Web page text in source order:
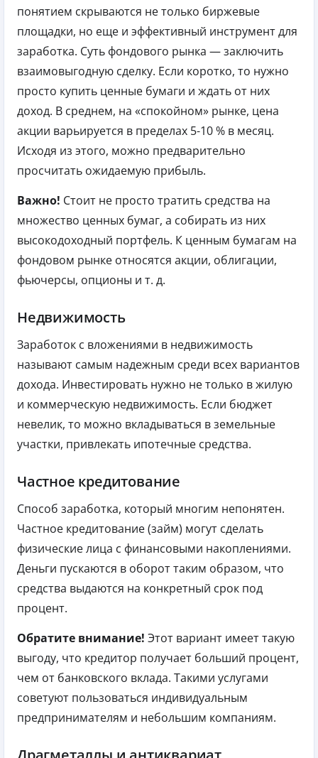
понятием скрываются не только биржевые
площадки, но еще и эффективный инструмент для
заработка. Суть фондового рынка — заключить
взаимовыгодную сделку. Если коротко, то нужно
просто купить ценные бумаги и ждать от них
доход. В среднем, на «спокойном» рынке, цена
акции варьируется в пределах 5-10 % в месяц.
Исходя из этого, можно предварительно
просчитать ожидаемую прибыль.
Важно! Стоит не просто тратить средства на
множество ценных бумаг, а собирать из них
высокодоходный портфель. К ценным бумагам на
фондовом рынке относятся акции, облигации,
фьючерсы, опционы и т. д.
Недвижимость
Заработок с вложениями в недвижимость
называют самым надежным среди всех вариантов
дохода. Инвестировать нужно не только в жилую
и коммерческую недвижимость. Если бюджет
невелик, то можно вкладываться в земельные
участки, привлекать ипотечные средства.
Частное кредитование
Способ заработка, который многим непонятен.
Частное кредитование (займ) могут сделать
физические лица с финансовыми накоплениями.
Деньги пускаются в оборот таким образом, что
средства выдаются на конкретный срок под
процент.
Обратите внимание! Этот вариант имеет такую
выгоду, что кредитор получает больший процент,
чем от банковского вклада. Такими услугами
советуют пользоваться индивидуальным
предпринимателям и небольшим компаниям.